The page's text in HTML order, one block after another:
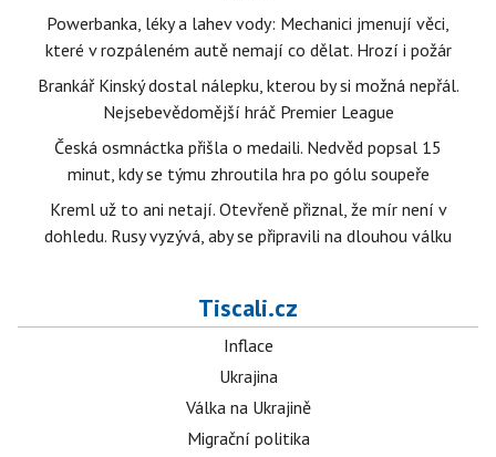
Powerbanka, léky a lahev vody: Mechanici jmenují věci,
které v rozpáleném autě nemají co dělat. Hrozí i požár
Brankář Kinský dostal nálepku, kterou by si možná nepřál.
Nejsebevědomější hráč Premier League
Česká osmnáctka přišla o medaili. Nedvěd popsal 15
minut, kdy se týmu zhroutila hra po gólu soupeře
Kreml už to ani netají. Otevřeně přiznal, že mír není v
dohledu. Rusy vyzývá, aby se připravili na dlouhou válku
Tiscali.cz
Inflace
Ukrajina
Válka na Ukrajině
Migrační politika